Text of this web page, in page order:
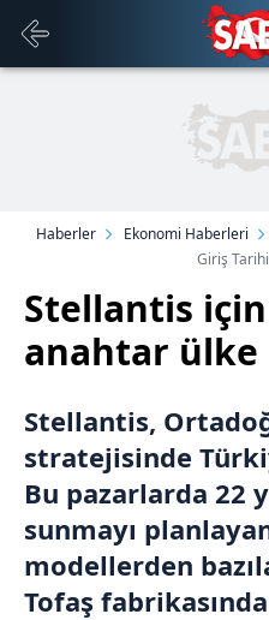
Haberler Ekonomi Haberleri
Giriş
Stellantis
anahtar ülke
Stellantis,
stratejisinde
Bu pazarlarda 22
sunmayı
modellerden
Tofaş